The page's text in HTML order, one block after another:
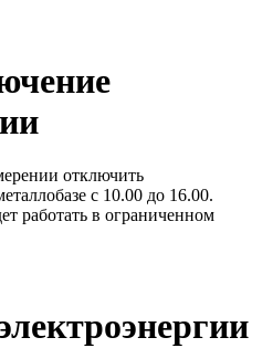
отключить
с 10.00 до 16.00.
работать в ограниченном